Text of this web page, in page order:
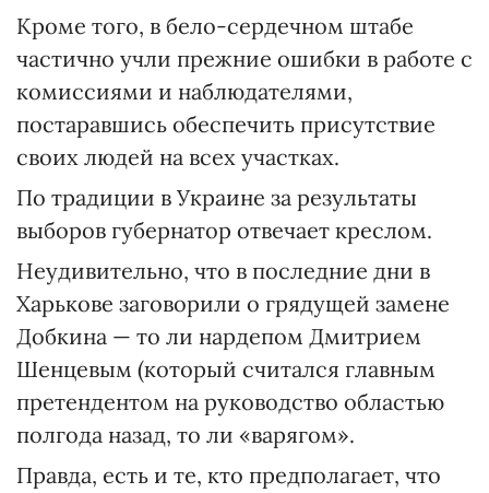
Кроме того, в бело-сердечном штабе
частично учли прежние ошибки в работе с
комиссиями и наблюдателями,
постаравшись обеспечить присутствие
своих людей на всех участках.
По традиции в Украине за результаты
выборов губернатор отвечает креслом.
Неудивительно, что в последние дни в
Харькове заговорили о грядущей замене
Добкина — то ли нардепом Дмитрием
Шенцевым (который считался главным
претендентом на руководство областью
полгода назад, то ли «варягом».
Правда, есть и те, кто предполагает, что